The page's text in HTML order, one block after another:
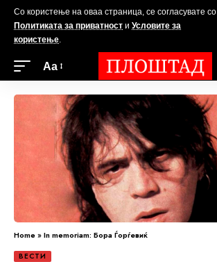
Со користење на оваа страница, се согласувате со
Политиката за приватност и Условите за
користење.
Аа
Home»In memoriam: Бора Ѓорѓевиќ
ВЕСТИ